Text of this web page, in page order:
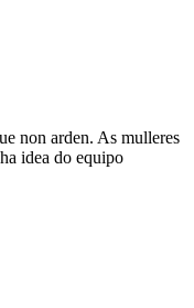
non arden. As mulleres
idea do equipo